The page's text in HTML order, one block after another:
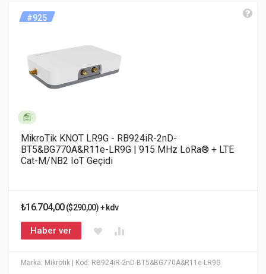
Marka: Mikrotik | Kod: RB924iR-2nD-BT5&BG770A&R11e-LR9G
#925
MikroTik KNOT LR9G - RB924iR-2nD-
BT5&BG770A&R11e-LR9G | 915 MHz LoRa® + LTE
Cat-M/NB2 IoT Geçidi
₺16.704,00($290,00) + kdv
Haber ver